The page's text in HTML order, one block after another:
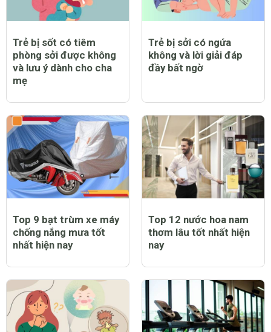
Trẻ bị sốt có tiêm
phòng sởi được không
và lưu ý dành cho cha
mẹ
Trẻ bị sởi có ngứa
không và lời giải đáp
đầy bất ngờ
Top 9 bạt trùm xe máy
chống nắng mưa tốt
nhất hiện nay
Top 12 nước hoa nam
thơm lâu tốt nhất hiện
nay